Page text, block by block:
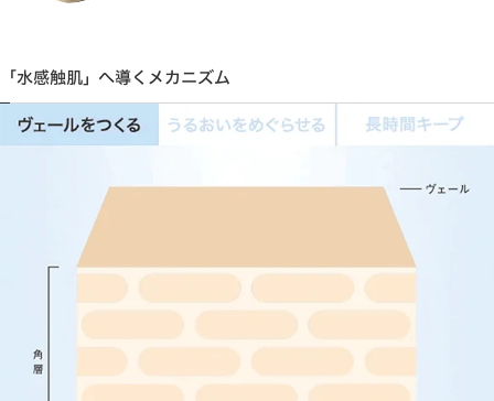
「水感触肌」へ導くメカニズム